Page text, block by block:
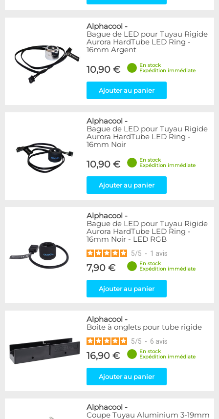
Disponibilité / Promotions
Articles en promotions
Appliquer
Alphacool -
Bague de LED pour Tuyau Rigide
Aurora HardTube LED Ring -
16mm Argent
10,90 €
En stock
Expédition immédiate
Ajouter au panier
Alphacool -
Bague de LED pour Tuyau Rigide
Aurora HardTube LED Ring -
16mm Noir
10,90 €
En stock
Expédition immédiate
Ajouter au panier
Alphacool -
Bague de LED pour Tuyau Rigide
Aurora HardTube LED Ring -
16mm Noir - LED RGB
5/5 - 1 avis
7,90 €
En stock
Expédition immédiate
Ajouter au panier
Alphacool -
Boite à onglets pour tube rigide
5/5 - 6 avis
16,90 €
En stock
Expédition immédiate
Ajouter au panier
Alphacool -
Coupe Tuyau Aluminium 3-19mm